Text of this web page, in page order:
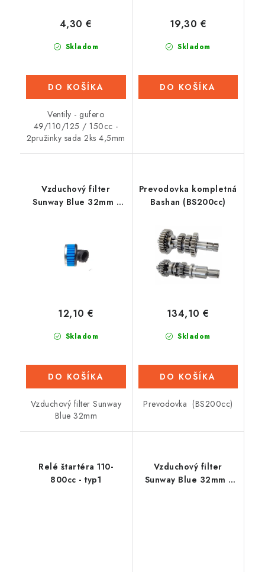
Skladom
4,30 €
DO KOŠÍKA
Ventily - gufero
49/110/125 / 150cc -
2pružinky sada 2ks 4,5mm
Skladom
19,30 €
DO KOŠÍKA
Vzduchový filter
Sunway Blue 32mm -
Skladom
12,10 €
DO KOŠÍKA
Vzduchový filter Sunway
Blue 32mm
Prevodovka kompletná
Bashan (BS200cc)
Skladom
134,10 €
DO KOŠÍKA
Prevodovka (BS200cc)
Relé štartéra 110-
800cc - typ1
Vzduchový filter
Sunway Blue 32mm -